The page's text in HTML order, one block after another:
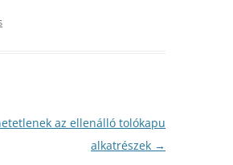
az ellenálló tolókapu
alkatrészek →